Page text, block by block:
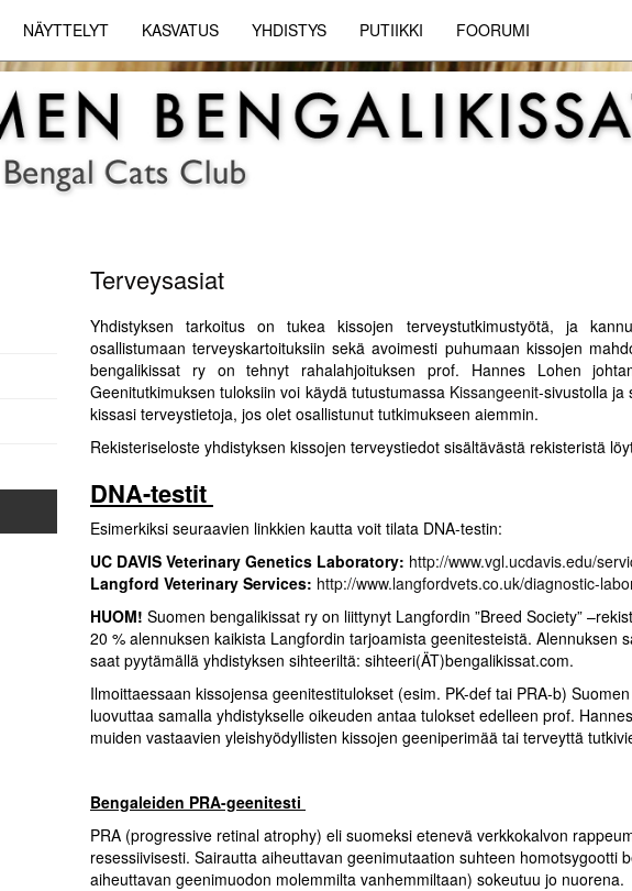
NÄYTTELYT KASVATUS YHDISTYS PUTIIKKI FOORUMI
Terveysasiat
Yhdistyksen tarkoitus on tukea kissojen terveystutkimustyötä, ja
osallistumaan terveyskartoituksiin sekä avoimesti puhumaan kissojen
bengalikissat ry on tehnyt rahalahjoituksen prof. Hannes Lohen
Geenitutkimuksen tuloksiin voi käydä tutustumassa Kissangeenit-sivustolla ja
kissasi terveystietoja, jos olet osallistunut tutkimukseen aiemmin.
Rekisteriseloste yhdistyksen kissojen terveystiedot sisältävästä rekisteristä
DNA-testit
Esimerkiksi seuraavien linkkien kautta voit tilata DNA-testin:
UC DAVIS Veterinary Genetics Laboratory: http://www.vgl.ucdavis.edu/
Langford Veterinary Services: http://www.langfordvets.co.uk/diagnostic-
HUOM! Suomen bengalikissat ry on liittynyt Langfordin ”Breed Society”
20 % alennuksen kaikista Langfordin tarjoamista geenitesteistä. Alennuksen
saat pyytämällä yhdistyksen sihteeriltä: sihteeri(ÄT)bengalikissat.com.
Ilmoittaessaan kissojensa geenitestitulokset (esim. PK-def tai PRA-b)
luovuttaa samalla yhdistykselle oikeuden antaa tulokset edelleen prof.
muiden vastaavien yleishyödyllisten kissojen geeniperimää tai terveyttä
Bengaleiden PRA-geenitesti
PRA (progressive retinal atrophy) eli suomeksi etenevä verkkokalvon
resessiivisesti. Sairautta aiheuttavan geenimutaation suhteen homotsygootti
aiheuttavan geenimuodon molemmilta vanhemmiltaan) sokeutuu jo nuorena.